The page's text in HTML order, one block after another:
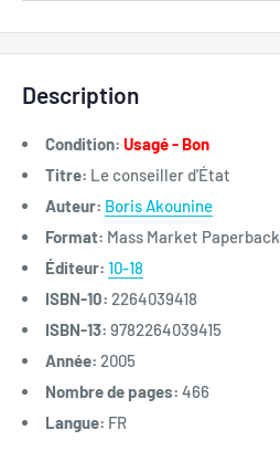
Description
Condition: Usagé - Bon
Titre: Le conseiller d'État
Auteur: Boris Akounine
Format: Mass Market Paperback
Éditeur: 10-18
ISBN-10: 2264039418
ISBN-13: 9782264039415
Année: 2005
Nombre de pages: 466
Langue: FR